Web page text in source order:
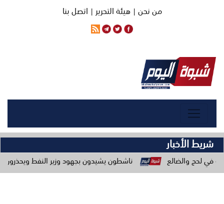
من نحن |هيئة التحرير | اتصل بنا
شريط الأخبار
ناشطون يشيدون بجهود وزير النفط ويحذرون من حملات